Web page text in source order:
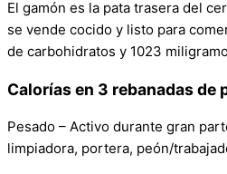
El gamón es la pata trasera del
se vende cocido y listo para
de carbohidratos y 1023
Calorías en 3 rebanadas de
Pesado – Activo durante gran
limpiadora, portera, peón/